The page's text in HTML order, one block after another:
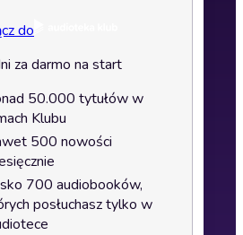
do
za darmo na start
50.000 tytułów w
Klubu
500 nowości
700 audiobooków,
posłuchasz tylko w